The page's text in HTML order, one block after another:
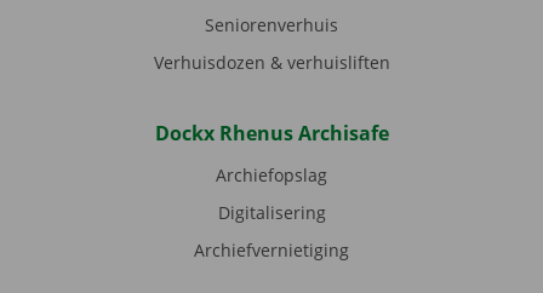
Seniorenverhuis
Verhuisdozen & verhuisliften
Dockx Rhenus Archisafe
Archiefopslag
Digitalisering
Archiefvernietiging